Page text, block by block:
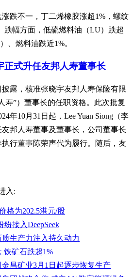
跌不一，丁二烯橡胶涨超1%，螺纹
跌幅方面，低硫燃料油（LU）跌超
、燃料油跌近1%。
正式升任友邦人寿董事长
露，核准张晓宇友邦人寿保险有限
寿”）董事长的任职资格。此次批复
年10月31日起，Lee Yuan Siong（李
邦人寿董事及董事长，公司董事长
行董事陈荣声代为履行。随后，友
入:
格为202.5港元/股
接入DeepSeek
生产力注入持久动力
铁矿石跌超1%
昌矿业3月1日起逐步恢复生产